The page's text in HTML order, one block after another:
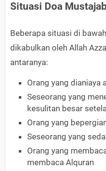
Situasi Doa
Beberapa situasi di
dikabulkan oleh Allah
antaranya:
Orang yang dianiaya
Seseorang yang
kesulitan besar
Orang yang
Seseorang yang
Orang yang
membaca Alquran